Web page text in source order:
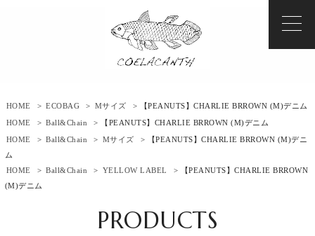
HOME > ECOBAG > Mサイズ
> 【PEANUTS】CHARLIE BRROWN (M)デニム
HOME
> Ball&Chain
> 【PEANUTS】CHARLIE BRROWN (M)デニム
HOME
> Ball&Chain > Mサイズ
> 【PEANUTS】CHARLIE BRROWN (M)デニ
ム
HOME
> Ball&Chain > YELLOW LABEL
> 【PEANUTS】CHARLIE BRROWN
(M)デニム
PRODUCTS